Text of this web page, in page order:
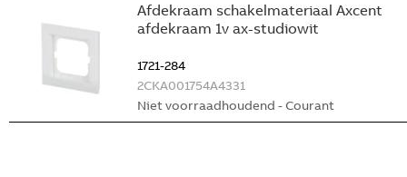
Afdekraam schakelmateriaal Axcent
afdekraam 1v ax-studiowit
1721-284
2CKA001754A4331
Niet voorraadhoudend - Courant